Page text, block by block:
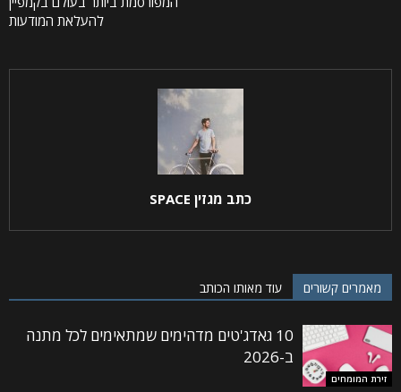
להעלאת המודעות
כתב מגזין SPACE
מאמרים קשורים עוד מאותו הכותב
זירת המומחים
10 גאדג'טים מדהימים שמתאימים לכל מתנה
ב-2026